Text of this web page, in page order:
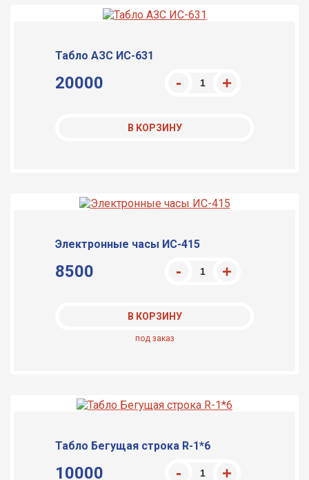
Табло АЗС ИС-631
20000
В КОРЗИНУ
Электронные часы ИС-415
8500
В КОРЗИНУ
под заказ
Табло Бегущая строка R-1*6
10000